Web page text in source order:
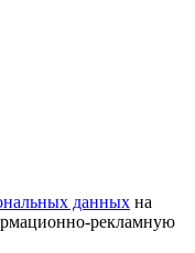
данных на
рекламную